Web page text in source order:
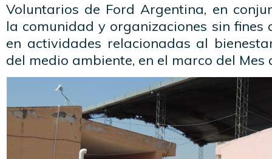
Voluntarios de Ford Argentina, en
la comunidad y organizaciones sin fines
en actividades relacionadas al
del medio ambiente, en el marco del